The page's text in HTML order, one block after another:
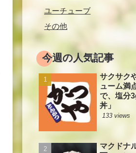
ユーチューブ
その他
今週の人気記事
サクサク
ューム満
で、塩分
丼」
133 views
マクドナ